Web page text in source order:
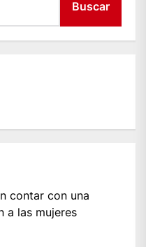
Buscar
contar con una
a las mujeres